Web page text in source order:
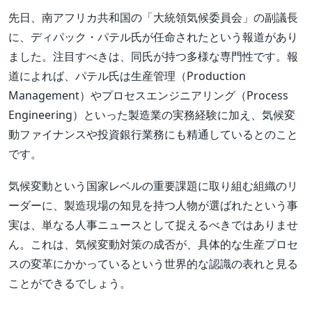
先日、南アフリカ共和国の「大統領気候委員会」の副議長
に、ディパック・パテル氏が任命されたという報道があり
ました。注目すべきは、同氏が持つ多様な専門性です。報
道によれば、パテル氏は生産管理（Production
Management）やプロセスエンジニアリング（Process
Engineering）といった製造業の実務経験に加え、気候変
動ファイナンスや投資銀行業務にも精通しているとのこと
です。
気候変動という国家レベルの重要課題に取り組む組織のリ
ーダーに、製造現場の知見を持つ人物が選ばれたという事
実は、単なる人事ニュースとして捉えるべきではありませ
ん。これは、気候変動対策の成否が、具体的な生産プロセ
スの変革にかかっているという世界的な認識の表れと見る
ことができるでしょう。